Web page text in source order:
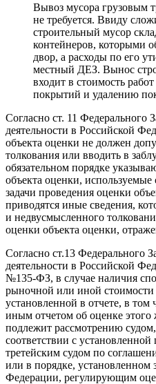
Вывоз мусора грузовым
не требуется. Ввиду
строительный мусор
контейнеров, которыми
двор, а расходы по его
местный ДЕЗ. Вынос
входит в стоимость
покрытий и удалению
Согласно ст. 11 Федерального
деятельности в Российской
объекта оценки не должен
толкования или вводить в
обязательном порядке
объекта оценки,
задачи проведения оценки
приводятся иные сведения,
и недвусмысленного
оценки объекта оценки,
Согласно ст.13 Федерального
деятельности в Российской
№135-ФЗ, в случае наличия
рыночной или иной стоимости
установленной в отчете, в
иным отчетом об оценке этого
подлежит рассмотрению
соответствии с
третейским судом по
или в порядке, установленном
Федерации, регулирующим